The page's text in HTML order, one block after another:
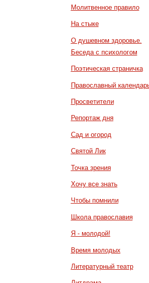
Молитвенное правило
На стыке
О душевном здоровье.
Беседа с психологом
Поэтическая страничка
Православный
Просветители
Репортаж дня
Сад и огород
Святой Лик
Точка зрения
Хочу все знать
Чтобы помнили
Школа православия
Я - молодой!
Время молодых
Литературный театр